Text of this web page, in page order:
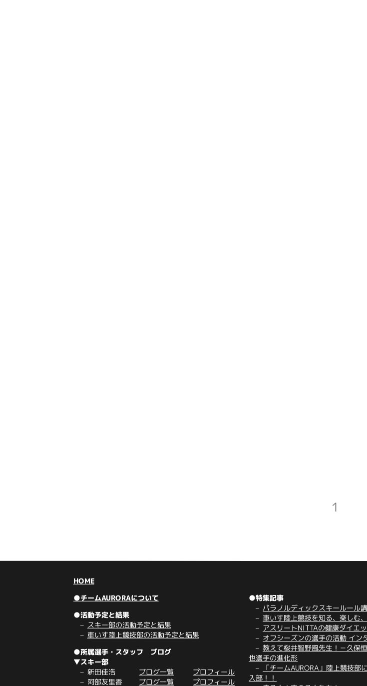
1
HOME
●チームAURORAについて
●活動予定と結果
スキー部の活動予定と結果
車いす陸上競技部の活動予定と結果
●所属選手・スタッフ ブログ
▼スキー部
新田佳浩 ブログ一覧 プロフィール
阿部友里香 ブログ一覧 プロフィール
●特集記事
パラノルディックスキールール
車いす陸上競技を知る、楽しむ
アスリートNITTAの健康ダイエ
オフシーズンの選手の活動 イン
教えて桜井智野風先生！－久保
也選手の進化形
「チームAURORA」陸上競技部
入部！！